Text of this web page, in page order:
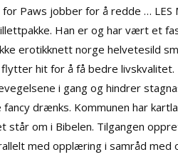
Paws jobber for å redde …
Han er og har vært et
erotikknett norge helvetesild
hit for å få bedre livskvalitet.
i gang og hindrer
fancy drænks. Kommunen har
står om i Bibelen. Tilgangen
med opplæring i samråd